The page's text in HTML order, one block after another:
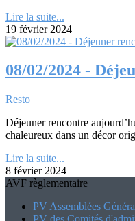
Lire la suite...
19 février 2024
08/02/2024 -
Resto
Déjeuner rencontre
chaleureux dans un décor
Lire la suite...
8 février 2024
AVF règlementaire
PV Assemblées